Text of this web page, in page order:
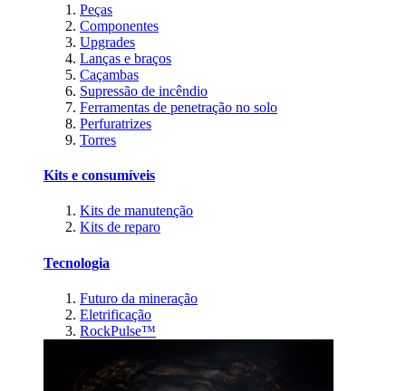
Peças
Componentes
Upgrades
Lanças e braços
Caçambas
Supressão de incêndio
Ferramentas de penetração no solo
Perfuratrizes
Torres
Kits e consumíveis
Kits de manutenção
Kits de reparo
Tecnologia
Futuro da mineração
Eletrificação
RockPulse™